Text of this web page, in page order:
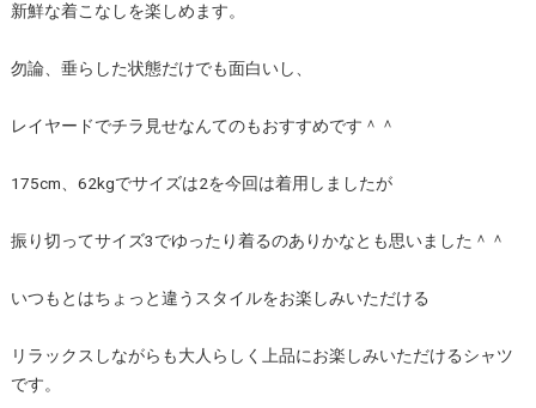
新鮮な着こなしを楽しめます。
勿論、垂らした状態だけでも面白いし、
レイヤードでチラ見せなんてのもおすすめです＾＾
175cm、62kgでサイズは2を今回は着用しましたが
振り切ってサイズ3でゆったり着るのありかなとも思いました＾＾
いつもとはちょっと違うスタイルをお楽しみいただける
リラックスしながらも大人らしく上品にお楽しみいただけるシャツ
です。